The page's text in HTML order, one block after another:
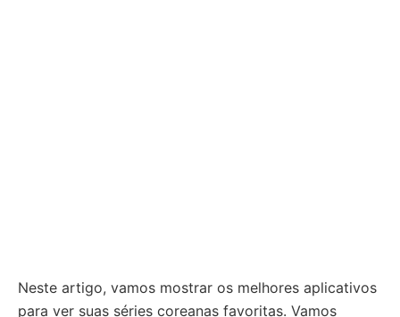
Neste artigo, vamos mostrar os melhores aplicativos
para ver suas séries coreanas favoritas. Vamos